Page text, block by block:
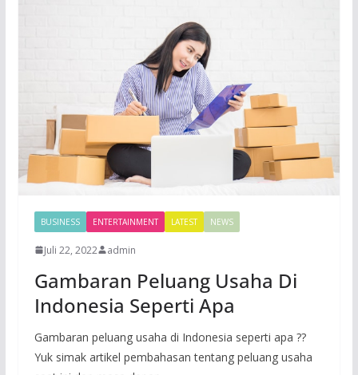
BUSINESS ENTERTAINMENT LATEST NEWS
Juli 22, 2022 admin
Gambaran Peluang Usaha Di
Indonesia Seperti Apa
Gambaran peluang usaha di Indonesia seperti apa ??
Yuk simak artikel pembahasan tentang peluang usaha